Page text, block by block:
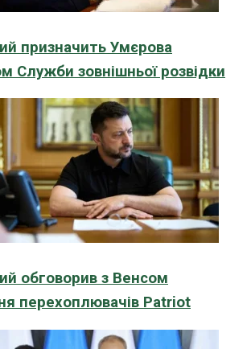
призначить Умєрова
Служби зовнішньої розвідки
обговорив з Венсом
перехоплювачів Patriot